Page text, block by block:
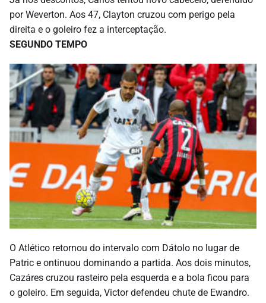
por Weverton. Aos 47, Clayton cruzou com perigo pela
direita e o goleiro fez a interceptação.
SEGUNDO TEMPO
O Atlético retornou do intervalo com Dátolo no lugar de
Patric e ontinuou dominando a partida. Aos dois minutos,
Cazáres cruzou rasteiro pela esquerda e a bola ficou para
o goleiro. Em seguida, Victor defendeu chute de Ewandro.